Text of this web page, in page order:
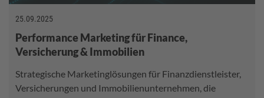
25.09.2025
Performance Marketing für Finance,
Versicherung & Immobilien
Strategische Marketinglösungen für Finanzdienstleister,
Versicherungen und Immobilienunternehmen, die